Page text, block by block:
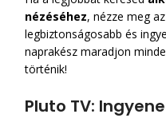
nézéséhez, nézze meg
legbiztonságosabb és
naprakész maradjon
történik!
Pluto TV: